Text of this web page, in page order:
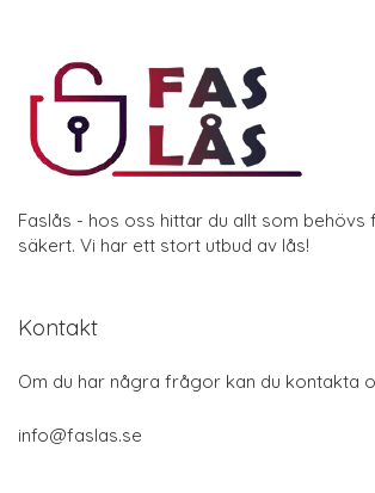
Faslås - hos oss hittar du allt som behövs
säkert. Vi har ett stort utbud av lås!
Kontakt
Om du har några frågor kan du kontakta
info@faslas.se